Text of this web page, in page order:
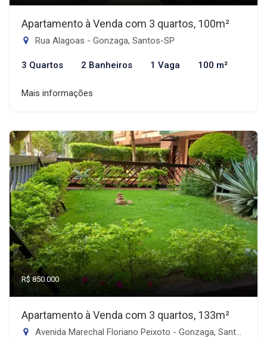
Apartamento à Venda com 3 quartos, 100m²
Rua Alagoas - Gonzaga, Santos-SP
3 Quartos 2 Banheiros 1 Vaga 100 m²
Mais informações
R$ 850.000
Apartamento à Venda com 3 quartos, 133m²
Avenida Marechal Floriano Peixoto - Gonzaga, Santos-SP